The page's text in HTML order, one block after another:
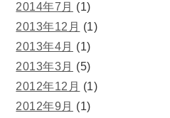
2014年7月 (1)
2013年12月 (1)
2013年4月 (1)
2013年3月 (5)
2012年12月 (1)
2012年9月 (1)